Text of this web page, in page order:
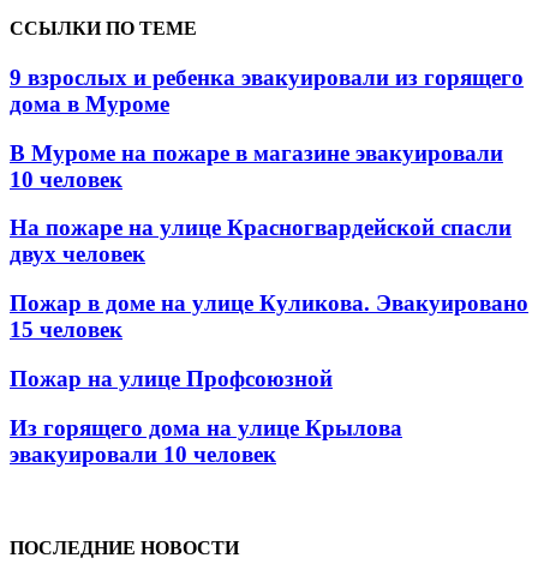
ССЫЛКИ ПО ТЕМЕ
9 взрослых и ребенка эвакуировали из горящего
дома в Муроме
В Муроме на пожаре в магазине эвакуировали
10 человек
На пожаре на улице Красногвардейской спасли
двух человек
Пожар в доме на улице Куликова. Эвакуировано
15 человек
Пожар на улице Профсоюзной
Из горящего дома на улице Крылова
эвакуировали 10 человек
ПОСЛЕДНИЕ НОВОСТИ